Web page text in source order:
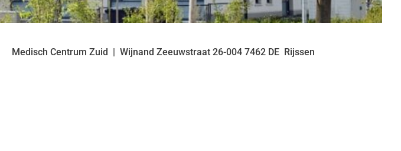
Medisch Centrum Zuid Wijnand Zeeuwstraat 26-004 7462 DE Rijssen